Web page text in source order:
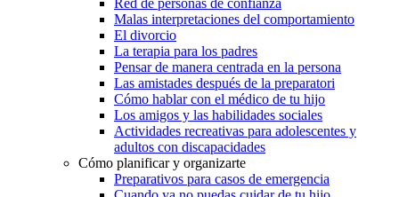
Malas interpretaciones del comportamiento
El divorcio
La terapia para los padres
Pensar de manera centrada en la persona
Las amistades después de la preparatori
Cómo hablar con el médico de tu hijo
Los amigos y las habilidades sociales
Actividades recreativas para adolescentes y
adultos con discapacidades
Cómo planificar y organizarte
Preparativos para casos de emergencia